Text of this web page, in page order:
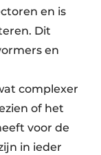
en is
Dit
en
complexer
of het
voor de
in ieder